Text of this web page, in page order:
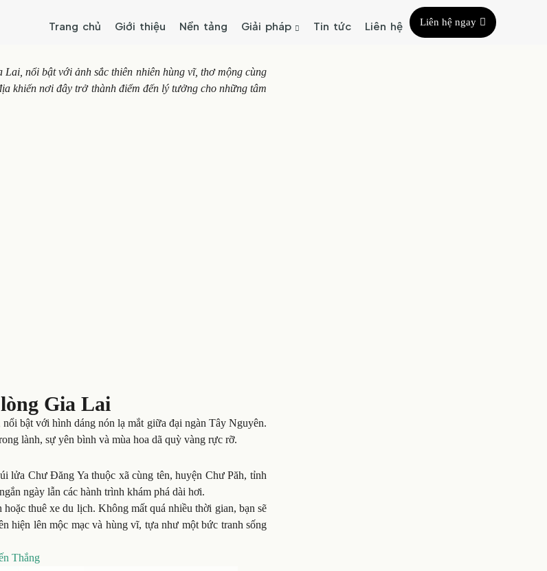
Trang chủ Giới thiệu Nền tảng Giải pháp Tin tức Liên hệ Liên hệ ngay
nổi bật với ảnh sắc thiên nhiên hùng vĩ, thơ mộng cùng
khiến nơi đây trở thành điểm đến lý tưởng cho những tâm
Gia Lai
bật với hình dáng nón lạ mắt giữa đại ngàn Tây Nguyên.
lành, sự yên bình và mùa hoa dã quỳ vàng rực rỡ.
lửa Chư Đăng Ya thuộc xã cùng tên, huyện Chư Păh, tỉnh
ngày lẫn các hành trình khám phá dài hơi.
thuê xe du lịch. Không mất quá nhiều thời gian, bạn sẽ
hiện lên mộc mạc và hùng vĩ, tựa như một bức tranh sống
Thắng